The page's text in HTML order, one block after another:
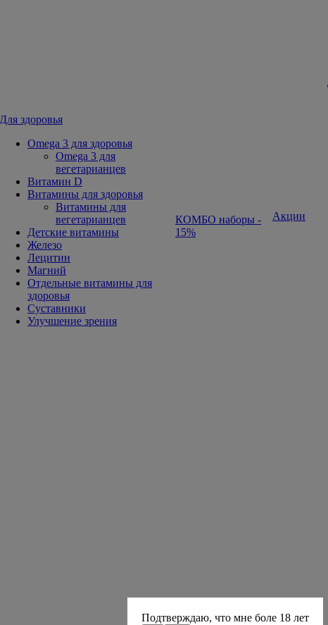
Для здоровья
Omega 3 для здоровья
Omega 3 для
вегетарианцев
Витамин D
Витамины для здоровья
Витамины для
вегетарианцев
Детские витамины
Железо
Лецитин
Магний
Отдельные витамины для
здоровья
Суставники
Улучшение зрения
КОМБО наборы -
15%
Акции
Подтверждаю, что мне боле 18 лет